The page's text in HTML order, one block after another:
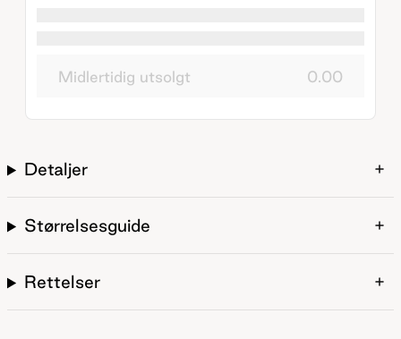
Midlertidig utsolgt 0.00
Detaljer
Størrelsesguide
Rettelser